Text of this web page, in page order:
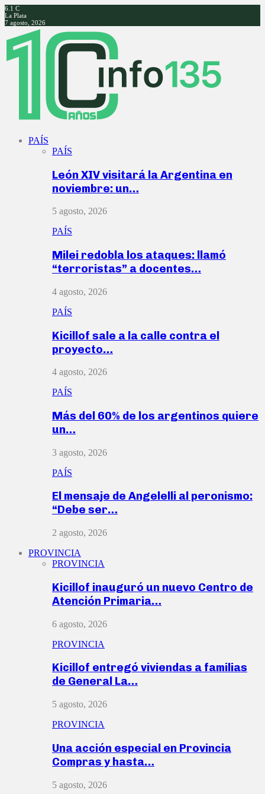
6.1 C
La Plata
7 agosto, 2026
Facebook
Twitter
Instagram
Youtube
PAÍS
PAÍS
León XIV visitará la Argentina en
noviembre: un…
5 agosto, 2026
PAÍS
Milei redobla los ataques: llamó
“terroristas” a docentes…
4 agosto, 2026
PAÍS
Kicillof sale a la calle contra el
proyecto…
4 agosto, 2026
PAÍS
Más del 60% de los argentinos quiere
un…
3 agosto, 2026
PAÍS
El mensaje de Angelelli al peronismo:
“Debe ser…
2 agosto, 2026
PROVINCIA
PROVINCIA
Kicillof inauguró un nuevo Centro de
Atención Primaria…
6 agosto, 2026
PROVINCIA
Kicillof entregó viviendas a familias
de General La…
5 agosto, 2026
PROVINCIA
Una acción especial en Provincia
Compras y hasta…
5 agosto, 2026